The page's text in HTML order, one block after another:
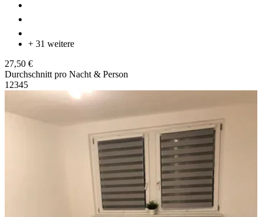
+ 31 weitere
27,50 €
Durchschnitt pro Nacht & Person
1 2345